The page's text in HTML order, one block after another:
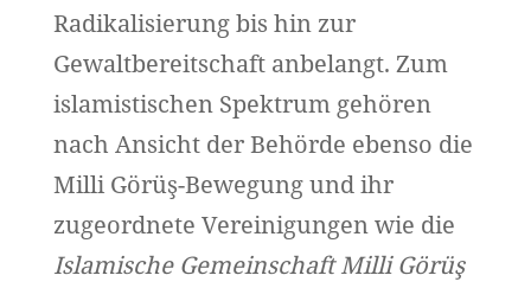
Radikalisierung bis hin zur
Gewaltbereitschaft anbelangt. Zum
islamistischen Spektrum gehören
nach Ansicht der Behörde ebenso die
Milli Görüş-Bewegung und ihr
zugeordnete Vereinigungen wie die
Islamische Gemeinschaft Milli Görüş